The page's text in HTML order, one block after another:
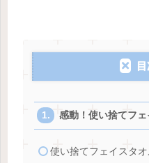
感動！使い捨てフ
使い捨てフェイスタ